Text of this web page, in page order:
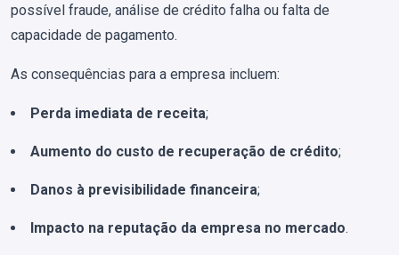
possível fraude, análise de crédito falha ou falta de
capacidade de pagamento.
As consequências para a empresa incluem:
Perda imediata de receita;
Aumento do custo de recuperação de crédito;
Danos à previsibilidade financeira;
Impacto na reputação da empresa no mercado.